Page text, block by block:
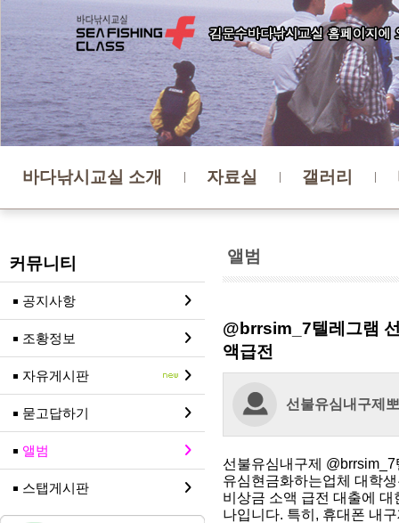
바다낚시교실 소개 자료실 갤러리
앨범
커뮤니티
공지사항
조황정보
자유게시판
묻고답하기
앨범
스탭게시판
@brrsim_7텔레그램
액급전
선불유심내구제
선불유심내구제
유심현금화하는업체 대학
비상금 소액 급전 대출에
나입니다. 특히, 휴대폰 내